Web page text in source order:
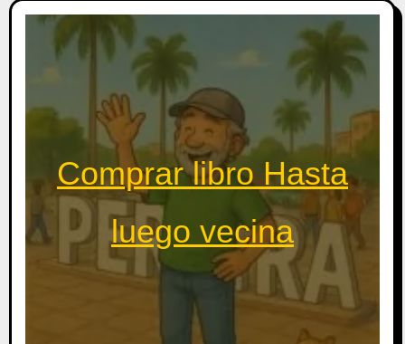
Comprar libro Hasta
luego vecina